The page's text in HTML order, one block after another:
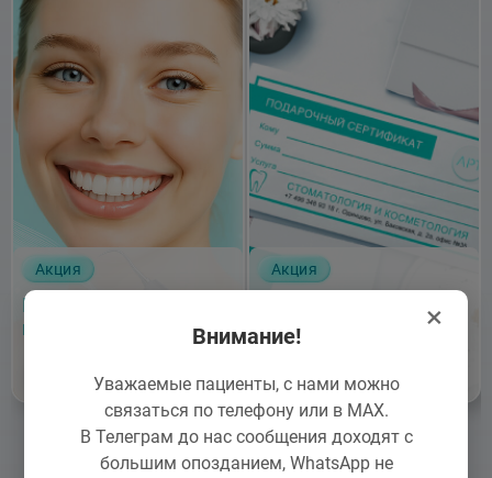
×
Внимание!
Уважаемые пациенты, с нами можно
связаться по телефону или в MAX.
В Телеграм до нас сообщения доходят с
большим опозданием, WhatsApp не
Акция
Профессиональная
гигиена полости рта
Акция
сертификат — самый
полезный подарок